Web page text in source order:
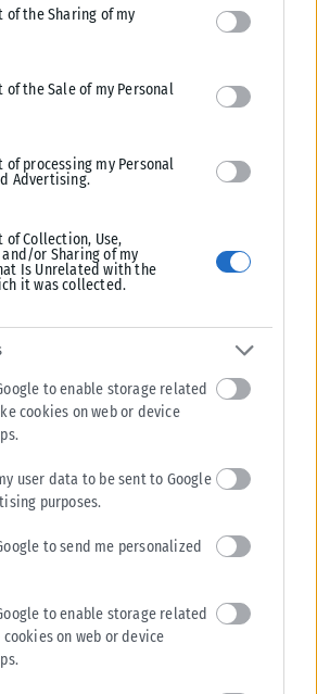
and its third-party tags to use your data
in below Google consent section.
of the Sharing of my
the Sale of my Personal
processing my Personal
Advertising.
Collection, Use,
or Sharing of my
Is Unrelated with the
it was collected.
to enable storage related
cookies on web or device
user data to be sent to Google
purposes.
to send me personalized
to enable storage related
on web or device